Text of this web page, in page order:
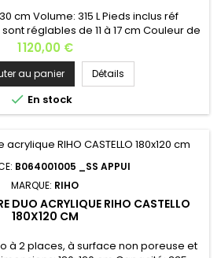
cm Volume: 315 L Pieds inclus réf
sont réglables de 11 à 17 cm Couleur de
Chromothérapie, éclairage,
tablier, kit vidage, cascade, système
AH01 - couleur au choix (noir ou
pour les options.RIHO apporte
une...
Prix
1 120,00 €
au panier Détails
 En stock
B064001005 _SS APPUI
MARQUE: RIHO
DUO ACRYLIQUE RIHO CASTELLO
180X120 CM
à 2 places, à surface non poreuse et